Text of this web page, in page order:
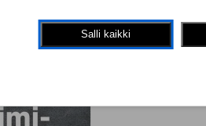
Salli kaikki